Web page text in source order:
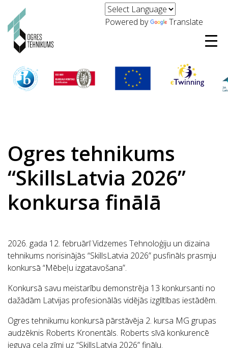
Powered by Translate
Ogres tehnikums
“SkillsLatvia 2026”
konkursa finālā
2026. gada 12. februārī Vidzemes Tehnoloģiju un dizaina
tehnikums norisinājās “SkillsLatvia 2026” pusfināls prasmju
konkursā “Mēbeļu izgatavošana”.
Konkursā savu meistarību demonstrēja 13 konkursanti no
dažādām Latvijas profesionālās vidējās izglītības iestādēm.
Ogres tehnikumu konkursā pārstāvēja 2. kursa MG grupas
audzēknis Roberts Kronentāls. Roberts sīvā konkurencē
ieguva ceļa zīmi uz “SkillsLatvia 2026” finālu.